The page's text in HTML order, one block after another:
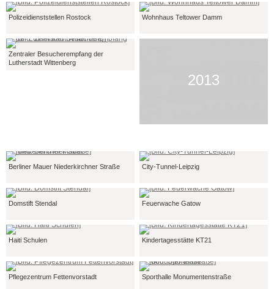
Polizeidienststellen Rostock Wohnhaus Teltower Damm
Zentraler Besucherempfang der
Lutherstadt Wittenberg
2013
Berliner Mauer Niederkirchner Straße City-Tunnel-Leipzig
Domstift Stendal Feuerwache Gatow
Haiti Schulen Kindertagesstätte KT21
Pflegezentrum Fettenvorstadt Sporthalle Monumentenstraße